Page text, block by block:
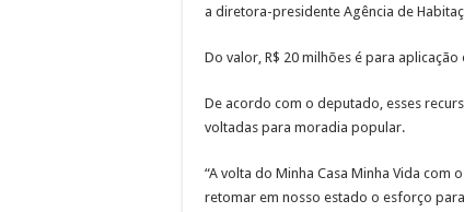
a diretora-presidente Agência de
Do valor, R$ 20 milhões é para
De acordo com o deputado, esses
voltadas para moradia popular.
“A volta do Minha Casa Minha Vida
retomar em nosso estado o esforço